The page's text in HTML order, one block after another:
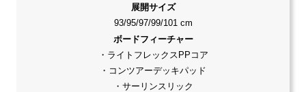
展開サイズ
93/95/97/99/101 cm
ボードフィーチャー
・ライトフレックスPPコア
・コンツアーデッキパッド
・サーリンスリック